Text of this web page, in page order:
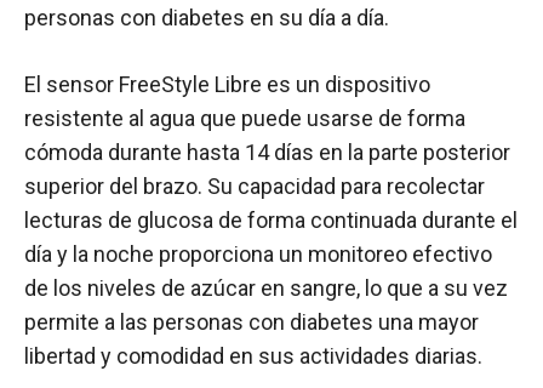
personas con diabetes en su día a día.
El sensor FreeStyle Libre es un dispositivo
resistente al agua que puede usarse de forma
cómoda durante hasta 14 días en la parte posterior
superior del brazo. Su capacidad para recolectar
lecturas de glucosa de forma continuada durante el
día y la noche proporciona un monitoreo efectivo
de los niveles de azúcar en sangre, lo que a su vez
permite a las personas con diabetes una mayor
libertad y comodidad en sus actividades diarias.